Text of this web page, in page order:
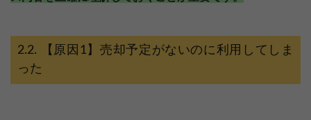
【原因1】売却予定がないのに利用してしま
った